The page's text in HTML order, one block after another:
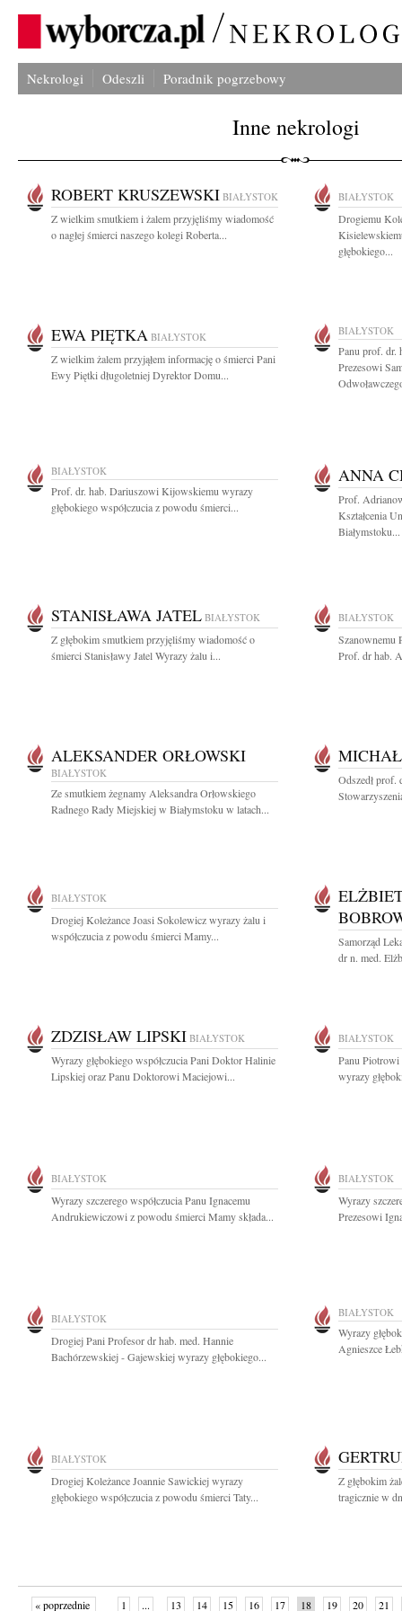
Nekrologi Odeszli Poradnik pogrzebowy
Inne nekrologi
ROBERT KRUSZEWSKI BIAŁYSTOK
Z wielkim smutkiem i żalem przyjęliśmy wiadomość
o nagłej śmierci naszego kolegi Roberta...
BIAŁYSTOK
Drogiemu
głębokiego...
EWA PIĘTKA BIAŁYSTOK
Z wielkim żalem przyjąłem informację o śmierci Pani
Ewy Piętki długoletniej Dyrektor Domu...
BIAŁYSTOK
Panu prof. dr.
Prezesowi
BIAŁYSTOK
Prof. dr. hab. Dariuszowi Kijowskiemu wyrazy
głębokiego współczucia z powodu śmierci...
ANNA
Prof.
Kształcenia
Białymstoku...
STANISŁAWA JATEL BIAŁYSTOK
Z głębokim smutkiem przyjęliśmy wiadomość o
śmierci Stanisławy Jatel Wyrazy żalu i...
BIAŁYSTOK
Szanownemu
Prof. dr hab.
ALEKSANDER ORŁOWSKI
BIAŁYSTOK
Ze smutkiem żegnamy Aleksandra Orłowskiego
Radnego Rady Miejskiej w Białymstoku w latach...
Odszedł prof.
BIAŁYSTOK
Drogiej Koleżance Joasi Sokolewicz wyrazy żalu i
współczucia z powodu śmierci Mamy...
Samorząd
dr n. med.
ZDZISŁAW LIPSKI BIAŁYSTOK
Wyrazy głębokiego współczucia Pani Doktor Halinie
Lipskiej oraz Panu Doktorowi Maciejowi...
BIAŁYSTOK
Panu Piotrowi
wyrazy
BIAŁYSTOK
Wyrazy szczerego współczucia Panu Ignacemu
Andrukiewiczowi z powodu śmierci Mamy składa...
BIAŁYSTOK
Wyrazy
Prezesowi
BIAŁYSTOK
Drogiej Pani Profesor dr hab. med. Hannie
Bachórzewskiej - Gajewskiej wyrazy głębokiego...
BIAŁYSTOK
Wyrazy
Agnieszce
BIAŁYSTOK
Drogiej Koleżance Joannie Sawickiej wyrazy
głębokiego współczucia z powodu śmierci Taty...
Z głębokim
tragicznie w
« poprzednie 1 ... 13 14 15 16 17 18 19 20 21